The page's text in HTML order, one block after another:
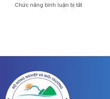
07h
báo
Chức năng bình luận bị tắtở
quét